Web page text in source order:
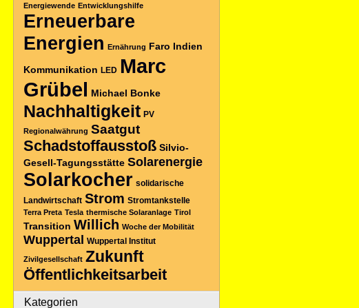
Energiewende Entwicklungshilfe
Erneuerbare
Energien Ernährung Faro Indien
Kommunikation LED Marc
Grübel Michael Bonke
Nachhaltigkeit PV
Regionalwährung Saatgut
Schadstoffausstoß Silvio-
Gesell-Tagungsstätte Solarenergie
Solarkocher solidarische
Landwirtschaft Strom Stromtankstelle
Terra Preta Tesla thermische Solaranlage Tirol
Transition Willich Woche der Mobilität
Wuppertal Wuppertal Institut
Zivilgesellschaft Zukunft
Öffentlichkeitsarbeit
Kategorien